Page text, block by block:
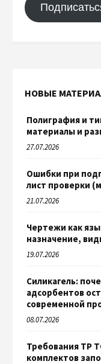
НОВЫЕ
Полиграфия и
материалы и
27.07.2026
Ошибки при
лист проверки
21.07.2026
Чертежи как
назначение,
19.07.2026
Силикагель:
адсорбентов
современной
08.07.2026
Требования ТР
комплектов